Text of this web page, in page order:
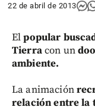
22 de abril de 2013
Elpopular
Tierracon un
ambiente.
La animación
relación entre la